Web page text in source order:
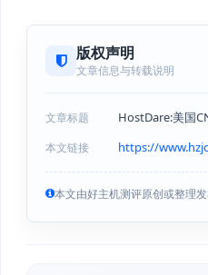
版权声明
文章信息与转载说明
文章标题 HostDare:美国
本文链接 https://
本文由好主机测评原创或整理